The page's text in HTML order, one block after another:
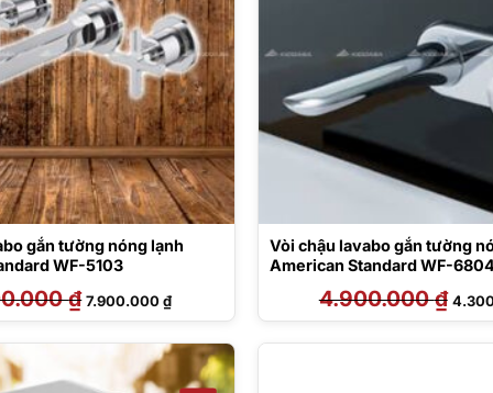
gắn tường nóng lạnh
WF-5103
₫ Giá
gốc
là:
7.900.000₫Giá
hiện
tại
7.900.000 ₫.
Vòi chậu lavabo gắn tường
American Standard WF-6804
4.900.000₫ Giá
gốc
là: